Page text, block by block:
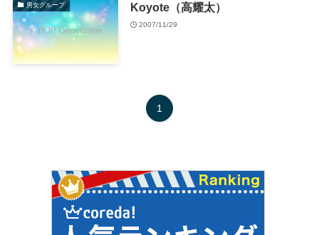
男女グループ Koyote（高耀太）
2007/11/29
1